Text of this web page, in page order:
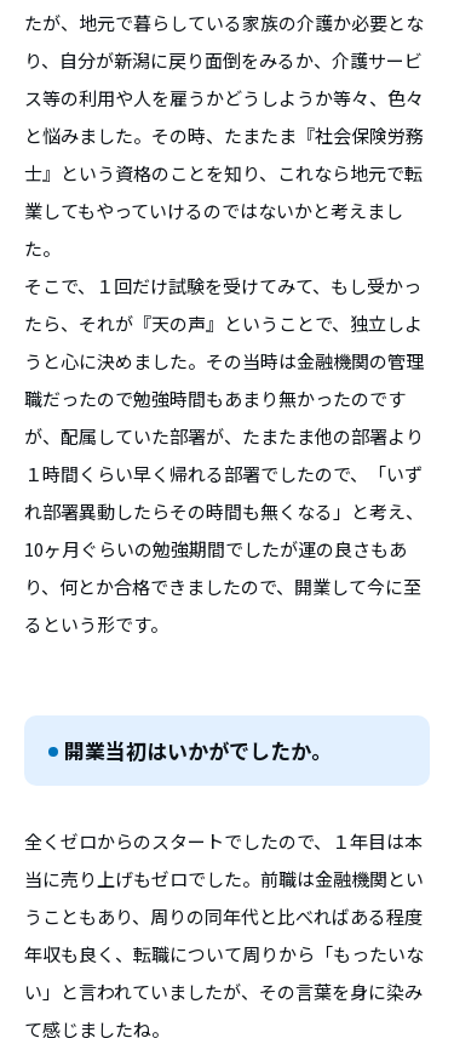
たが、地元で暮らしている家族の介護か必要とな
り、自分が新潟に戻り面倒をみるか、介護サービ
ス等の利用や人を雇うかどうしようか等々、色々
と悩みました。その時、たまたま『社会保険労務
士』という資格のことを知り、これなら地元で転
業してもやっていけるのではないかと考えまし
た。
そこで、１回だけ試験を受けてみて、もし受かっ
たら、それが『天の声』ということで、独立しよ
うと心に決めました。その当時は金融機関の管理
職だったので勉強時間もあまり無かったのです
が、配属していた部署が、たまたま他の部署より
１時間くらい早く帰れる部署でしたので、「いず
れ部署異動したらその時間も無くなる」と考え、
10ヶ月ぐらいの勉強期間でしたが運の良さもあ
り、何とか合格できましたので、開業して今に至
るという形です。
開業当初はいかがでしたか。
全くゼロからのスタートでしたので、１年目は本
当に売り上げもゼロでした。前職は金融機関とい
うこともあり、周りの同年代と比べればある程度
年収も良く、転職について周りから「もったいな
い」と言われていましたが、その言葉を身に染み
て感じましたね。